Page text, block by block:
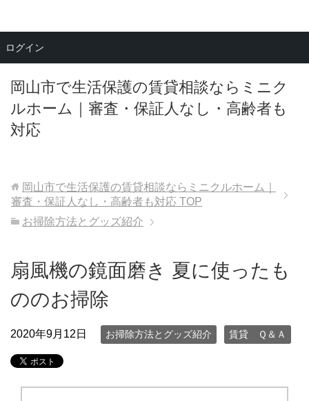
岡山市で生活保護の賃貸相談ならミニク
ルホーム｜審査・保証人なし・高齢者も
対応
メニュー
岡山市で生活保護の賃貸相談ならミニクルホーム｜
審査・保証人なし・高齢者も対応 TOP
お掃除方法とグッズ紹介
扇風機の鏡面磨き 夏に使ったも
ののお掃除
2020年9月12日 お掃除方法とグッズ紹介 賃貸 Ｑ＆Ａ
ログイン